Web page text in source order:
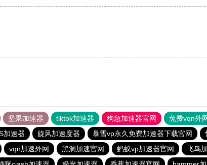
坚果加速器 tiktok加速器 狗急加速器官网 免费vqn外
加速器 旋风加速度器 暴雪vp永久免费加速器下载官网
vqn加速外网 黑洞加速官网 蚂蚁vp加速器官网 飞鸟